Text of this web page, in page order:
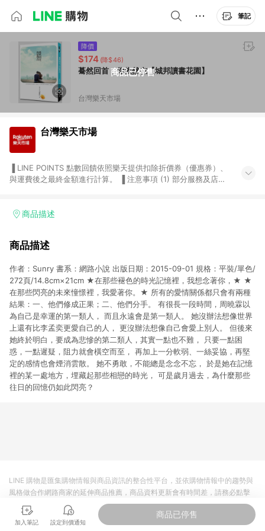
筆記
商品已停售
降價
$174 (降$46)
驀然回首，你依然在【城邦讀書花園】
台灣樂天市場
台灣樂天市場
與運費後之最終金額進行計算。 ▐ 注意事項 (1) 部分服務及店家
Smart mobile、神腦生活、JS巨盛、樂天KOBO電子書，請詳閱
台灣樂天市場，並在同一瀏覽器於24小時內結帳，才享有 LINE
市場 45 天內完成訂單出貨及結帳，則不符合贈點資格。 (4) 如
使用APP、或中途瀏覽比價網、回饋網、Google等其他網頁、或
由網頁版(電腦版/手機版網頁)切換為App都將會造成追蹤中斷而
無法進行 LINE POINTS 回饋。 (5) LINE 購物為購物資訊整合性
平台，商品資料更新會有時間差，如顯示之商品規格、顏色、價
位、贈品與台灣樂天市場銷售網頁不符，以銷售網頁標示為準。
(6) 導購訂單已逾 365 天，根據台灣樂天回饋規定，逾期訂單將
不符合回饋資格。 (7) 若上述或其他原因，致使消費者無接收到
點數回饋或點數回饋有爭議，台灣樂天市場保有更改條款與法律
追訴之權利，活動詳情以樂天市場網站公告為準。
商品描述
商品描述
作者：Sunry 書系：網路小說 出版日期：2015-09-01 規格：平裝/單色/
272頁/14.8cm×21cm ★在那些褪色的時光記憶裡，我想念著你，★ ★
在那些閃亮的未來憧憬裡，我愛著你。★ 所有的愛情關係都只會有兩種
結果：一、他們修成正果；二、他們分手。 有很長一段時間，周曉霖以
為自己是幸運的第一類人， 而且永遠會是第一類人。 她沒辦法想像世界
上還有比李孟奕更愛自己的人， 更沒辦法想像自己會愛上別人。 但後來
她終於明白，要成為悲慘的第二類人，其實一點也不難， 只要一點困
惑，一點遲疑，阻力就會橫空而至， 再加上一分軟弱、一絲妥協，再堅
定的感情也會煙消雲散。 她不勇敢，不能總是念念不忘， 於是她在記憶
裡的某一處地方，埋藏起那些相戀的時光， 可是歲月過去，為什麼那些
往日的回憶仍如此閃亮？
加入筆記 設定到價通知
商品已停售
LINE 購物是匯集購物情報與商品資訊的整合性平台，並依購物情報中的趨勢與
風格做合作網路商家的延伸商品推薦，商品資料更新會有時間差，請務必點擊
商品至各合作網路商家，確認現售價與購物條件，一切資訊以合作廠商網頁為
準。